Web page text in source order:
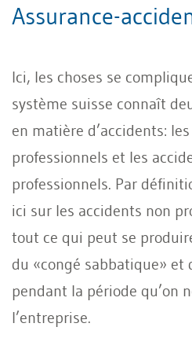
Assurance-
Ici, les choses se
système suisse connaît
en matière d’accidents:
professionnels et les
professionnels. Par
ici sur les accidents non
tout ce qui peut se
du «congé sabbatique» et
pendant la période qu’on
l’entreprise.